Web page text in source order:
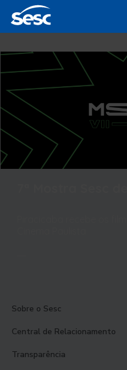
Sobre o Sesc
Central de Relacionamento
Transparência